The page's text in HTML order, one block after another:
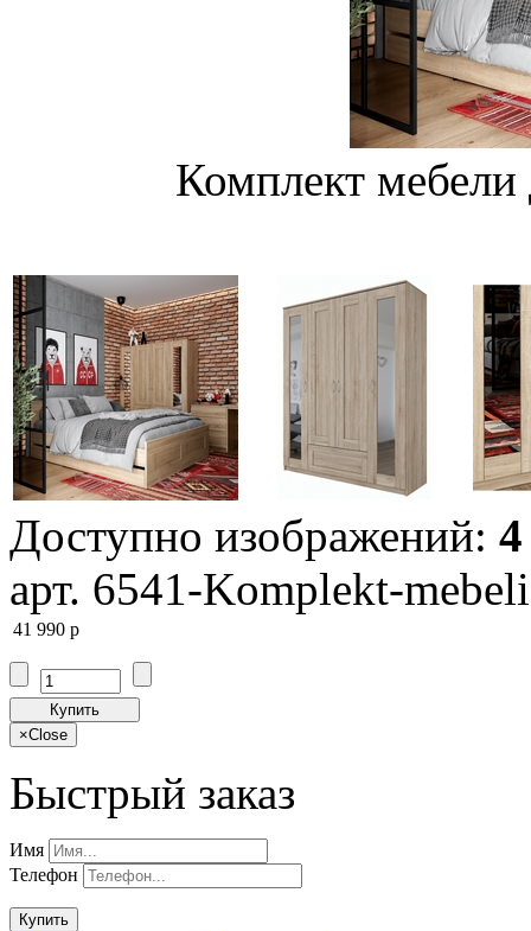
Комплект
Доступно изображений: 4
арт. 6541-Komplekt-
41 990 p
Купить
×Close
Быстрый заказ
Имя
Телефон
Купить